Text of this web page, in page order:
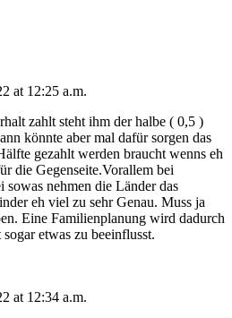
at 12:25 a.m.
zahlt steht ihm der halbe ( 0,5 )
könnte aber mal dafür sorgen das
gezahlt werden braucht wenns eh
die Gegenseite.Vorallem bei
sowas nehmen die Länder das
eh viel zu sehr Genau. Muss ja
Eine Familienplanung wird dadurch
etwas zu beeinflusst.
at 12:34 a.m.